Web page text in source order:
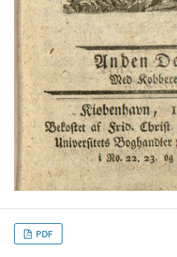
PDF